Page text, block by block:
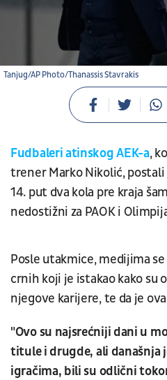
Tanjug/AP Photo/Thanassis Stavrakis
Fudbaleri atinskog AEK-a,
trener Marko Nikolić, postali
14. put dva kola pre kraja
nedostižni za PAOK i
Posle utakmice, medijima
crnih koji je istakao kako su
njegove karijere, te da je
"Ovo su najsrećniji dani u
titule i drugde, ali današnja
igračima, bili su odlični